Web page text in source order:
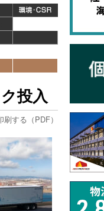
投入
する（PDF）